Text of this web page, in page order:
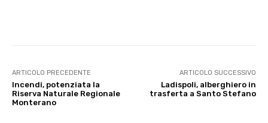
ARTICOLO PRECEDENTE
Incendi, potenziata la
Riserva Naturale Regionale
Monterano
ARTICOLO SUCCESSIVO
Ladispoli, alberghiero in
trasferta a Santo Stefano